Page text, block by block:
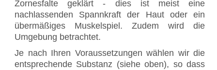
Zornesfalte geklärt - dies ist meist eine
nachlassenden Spannkraft der Haut oder ein
übermäßiges Muskelspiel. Zudem wird die
Umgebung betrachtet.
Je nach Ihren Voraussetzungen wählen wir die
entsprechende Substanz (siehe oben), so dass